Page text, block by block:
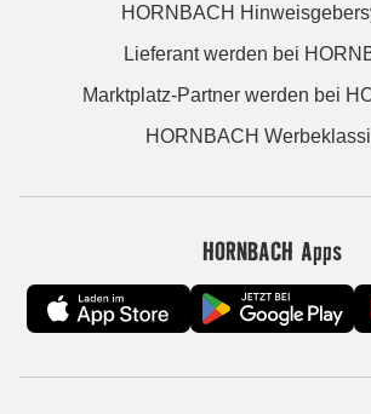
HORNBACH
Lieferant werden bei
Marktplatz-Partner werden bei
HORNBACH
HORNBACH Apps